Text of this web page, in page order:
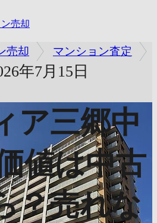
売却
売却 マンション査定
年7月15日
ア三郷中
値は中古
？売れな